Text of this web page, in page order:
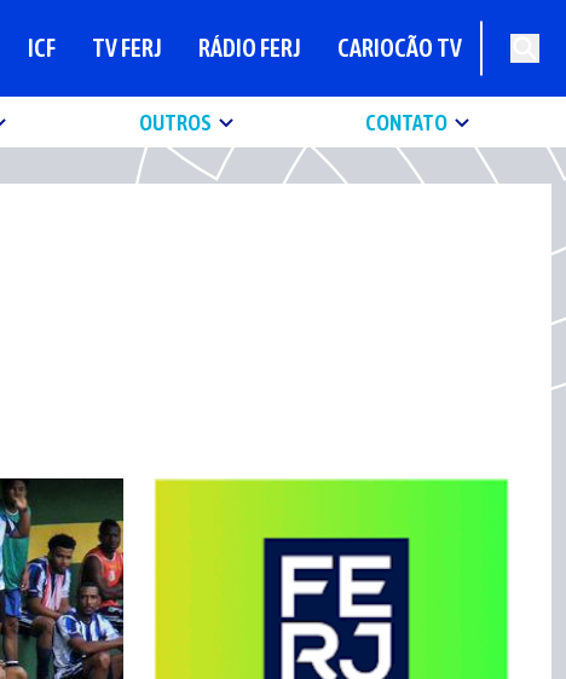
ICF TV FERJ RÁDIO FERJ CARIOCÃO TV
OUTROS CONTATO